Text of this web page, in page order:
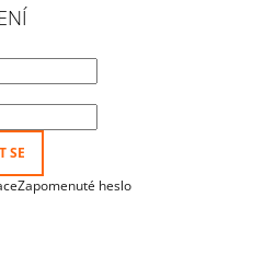
SE
Zapomenuté heslo